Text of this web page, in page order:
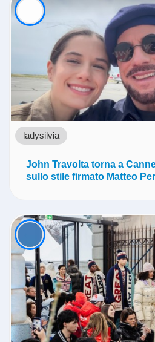
ladysilvia
John Travolta torna a
sullo stile firmato Matteo